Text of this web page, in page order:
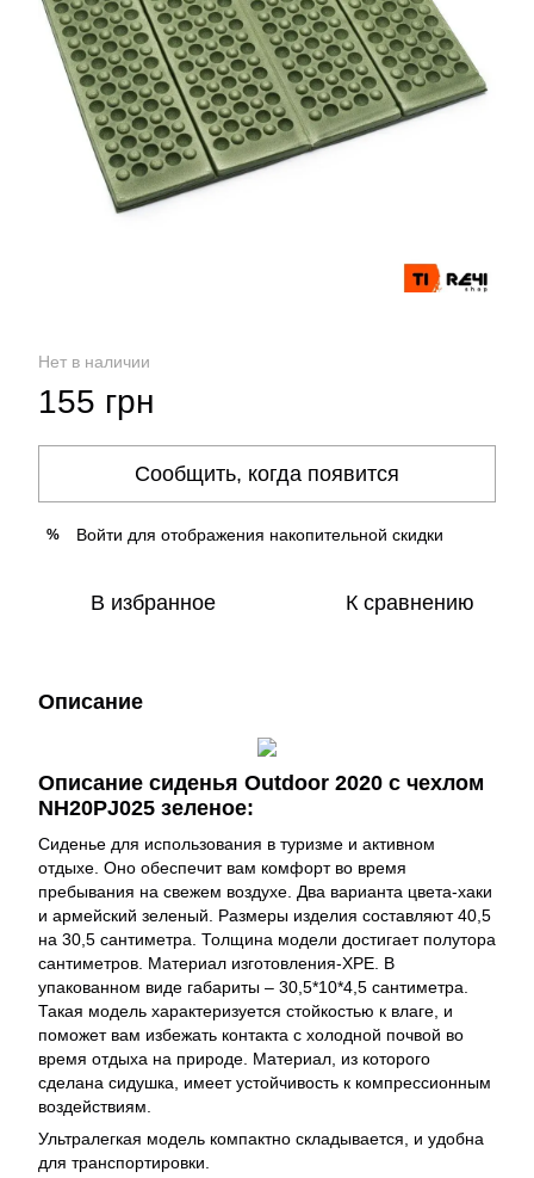
Нет в наличии
155 грн
Сообщить, когда появится
% Войти для отображения накопительной скидки
В избранное К сравнению
Описание
Описание сиденья Outdoor 2020 с чехлом
NH20PJ025 зеленое:
Сиденье для использования в туризме и активном
отдыхе. Оно обеспечит вам комфорт во время
пребывания на свежем воздухе. Два варианта цвета-хаки
и армейский зеленый. Размеры изделия составляют 40,5
на 30,5 сантиметра. Толщина модели достигает полутора
сантиметров. Материал изготовления-XPE. В
упакованном виде габариты – 30,5*10*4,5 сантиметра.
Такая модель характеризуется стойкостью к влаге, и
поможет вам избежать контакта с холодной почвой во
время отдыха на природе. Материал, из которого
сделана сидушка, имеет устойчивость к компрессионным
воздействиям.
Ультралегкая модель компактно складывается, и удобна
для транспортировки.